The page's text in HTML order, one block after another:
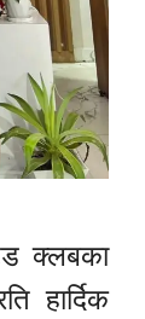
क्लबका
हार्दिक